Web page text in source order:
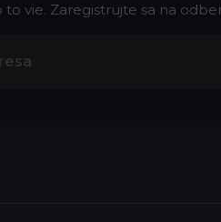
to vie. Zaregistrujte sa na